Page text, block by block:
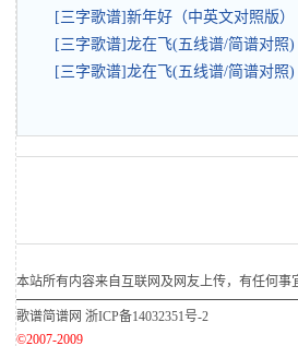
[三字歌谱]新年好（中英文对照版）
[三字歌谱]龙在飞(五线谱/简谱对照)
[三字歌谱]龙在飞(五线谱/简谱对照
本站所有内容来自互联网及网友上传，有任何事
歌谱简谱网 浙ICP备14032351号-2
©2007-2009